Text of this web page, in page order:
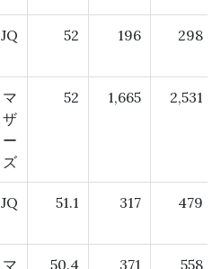
JQ 52 196 298
マ
ザ
ー
ズ
52 1,665 2,531
JQ 51.1 317 479
マ 50.4 371 558